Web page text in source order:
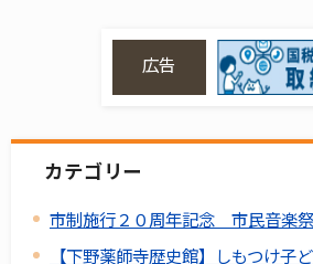
広告
カテゴリー
市制施行２０周年記念 市民音楽
【下野薬師寺歴史館】しもつけ子